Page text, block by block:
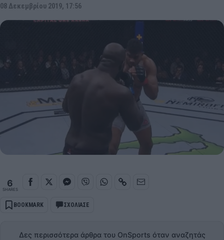
08 Δεκεμβρίου 2019, 17:56
6
SHARES
BOOKMARK ΣΧΟΛΙΑΣΕ
Δες περισσότερα άρθρα του OnSports όταν αναζητάς